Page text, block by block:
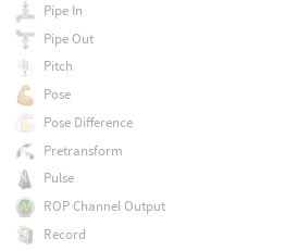
Pipe In
Pipe Out
Pitch
Pose
Pose Difference
Pretransform
Pulse
ROP Channel Output
Record